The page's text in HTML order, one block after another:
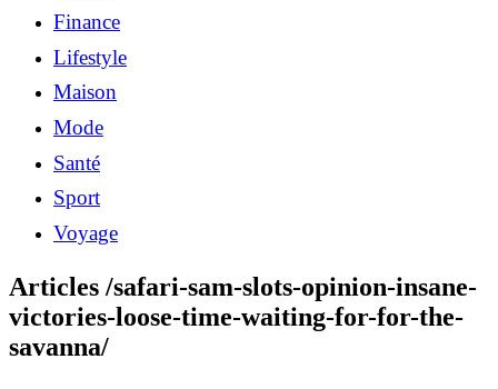
Finance
Lifestyle
Maison
Mode
Santé
Sport
Voyage
Articles /safari-sam-slots-opinion-insane-
victories-loose-time-waiting-for-for-the-
savanna/